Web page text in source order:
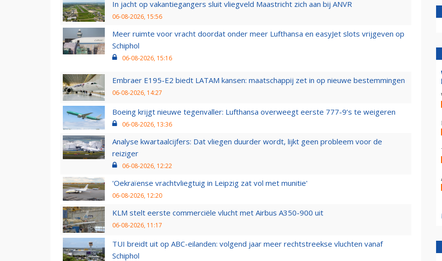
In jacht op vakantiegangers sluit vliegveld Maastricht zich aan bij ANVR
06-08-2026, 15:56
Meer ruimte voor vracht doordat onder meer Lufthansa en easyJet slots vrijgeven op
Schiphol
06-08-2026, 15:16
Embraer E195-E2 biedt LATAM kansen: maatschappij zet in op nieuwe bestemmingen
06-08-2026, 14:27
Boeing krijgt nieuwe tegenvaller: Lufthansa overweegt eerste 777-9’s te weigeren
06-08-2026, 13:36
Analyse kwartaalcijfers: Dat vliegen duurder wordt, lijkt geen probleem voor de
reiziger
06-08-2026, 12:22
'Oekraïense vrachtvliegtuig in Leipzig zat vol met munitie'
06-08-2026, 12:20
KLM stelt eerste commerciële vlucht met Airbus A350-900 uit
06-08-2026, 11:17
TUI breidt uit op ABC-eilanden: volgend jaar meer rechtstreekse vluchten vanaf
Schiphol